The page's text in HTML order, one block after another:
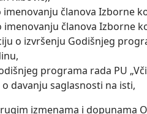
imenovanju članova Izborne
imenovanju članova Izborne
o izvršenju Godišnjeg
programa rada PU
davanju saglasnosti na isti,
izmenama i dopunama